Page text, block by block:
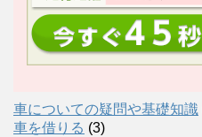
車についての疑問や基礎知識
車を借りる (3)